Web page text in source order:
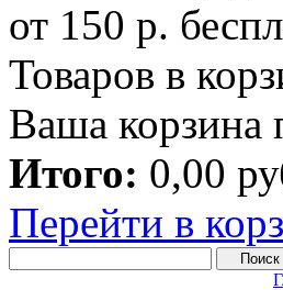
от 150 р.
Товаров в
Ваша корзина
Итого: 0,00
Перейти в